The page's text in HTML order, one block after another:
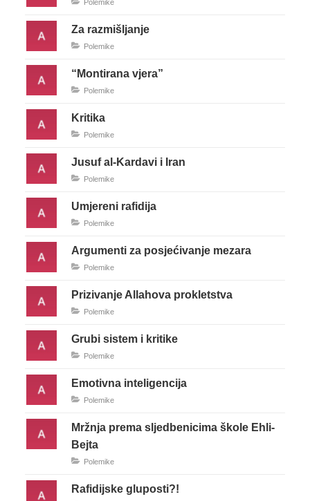
Polemike
Za razmišljanje
Polemike
“Montirana vjera”
Polemike
Kritika
Polemike
Jusuf al-Kardavi i Iran
Polemike
Umjereni rafidija
Polemike
Argumenti za posjećivanje mezara
Polemike
Prizivanje Allahova prokletstva
Polemike
Grubi sistem i kritike
Polemike
Emotivna inteligencija
Polemike
Mržnja prema sljedbenicima škole Ehli-
Bejta
Polemike
Rafidijske gluposti?!